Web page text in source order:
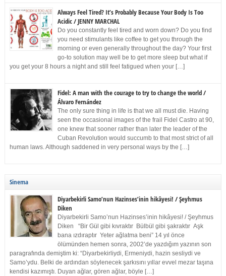
Always Feel Tired? It’s Probably Because Your Body Is Too
Acidic / JENNY MARCHAL
Do you constantly feel tired and worn down? Do you find
you need stimulants like coffee to get you through the
morning or even generally throughout the day? Your first
go-to solution may well be to get more sleep but what if
you get your 8 hours a night and still feel fatigued when your […]
Fidel: A man with the courage to try to change the world /
Álvaro Fernández
The only sure thing in life is that we all must die. Having
seen the occasional images of the frail Fidel Castro at 90,
one knew that sooner rather than later the leader of the
Cuban Revolution would succumb to that most strict of all
human laws. Although saddened in very personal ways by the […]
Sinema
Diyarbekirli Samo’nun Hazinses’inin hikâyesi! / Şeyhmus
Diken
Diyarbekirli Samo’nun Hazinses’inin hikâyesi! / Şeyhmus
Diken “Bir Gül gibi kıvraktır Bülbül gibi şakraktır Aşk
bana ızdıraptır Yeter ağlatma beni” 14 yıl önce
ölümünden hemen sonra, 2002’de yazdığım yazının son
paragrafında demiştim ki: “Diyarbekirliydi, Ermeniydi, hazin sesliydi ve
Samo’ydu. Belki de ardından söylenecek şarkısını yıllar evvel mezar taşına
kendisi kazımıştı. Duyan ağlar, gören ağlar, böyle […]